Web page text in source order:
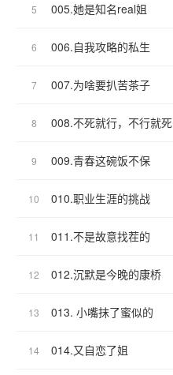
5 005.她是知名real姐
6 006.自我攻略的私生
7 007.为啥要扒苦茶子
8 008.不死就行，不行就死
9 009.青春这碗饭不保
10 010.职业生涯的挑战
11 011.不是故意找茬的
12 012.沉默是今晚的康桥
13 013. 小嘴抹了蜜似的
14 014.又自恋了姐